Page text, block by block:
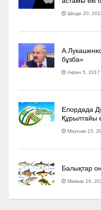
Шілде 20,
бұзба»
Ақпан 5, 2017
Елордада
Құрылтайы
Маусым 15,
Балықтар
Мамыр 19,